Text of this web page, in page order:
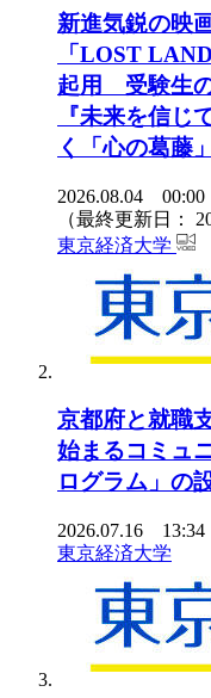
新進気鋭の映
「LOST
起用 受験生
『未来を信
く「心の葛藤
2026.08.04 00:00
（最終更新日：
東京経済大学
京都府と就職
始まるコミュ
ログラム」の
2026.07.16 13:34
東京経済大学